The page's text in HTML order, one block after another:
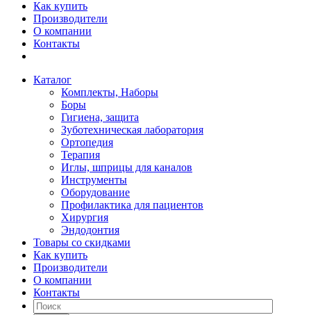
Как купить
Производители
О компании
Контакты
Каталог
Комплекты, Наборы
Боры
Гигиена, защита
Зуботехническая лаборатория
Ортопедия
Терапия
Иглы, шприцы для каналов
Инструменты
Оборудование
Профилактика для пациентов
Хирургия
Эндодонтия
Товары со скидками
Как купить
Производители
О компании
Контакты